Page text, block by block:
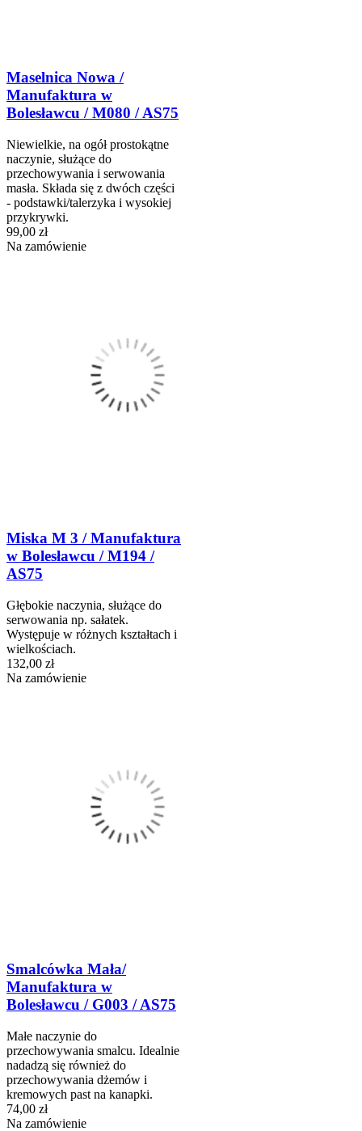
Maselnica Nowa /
Manufaktura w
Bolesławcu / M080 / AS75
Niewielkie, na ogół prostokątne
naczynie, służące do
przechowywania i serwowania
masła. Składa się z dwóch części
- podstawki/talerzyka i wysokiej
przykrywki.
99,00 zł
Na zamówienie
Miska M 3 / Manufaktura
w Bolesławcu / M194 /
AS75
Głębokie naczynia, służące do
serwowania np. sałatek.
Występuje w różnych kształtach i
wielkościach.
132,00 zł
Na zamówienie
Smalcówka Mała/
Manufaktura w
Bolesławcu / G003 / AS75
Małe naczynie do
przechowywania smalcu. Idealnie
nadadzą się również do
przechowywania dżemów i
kremowych past na kanapki.
74,00 zł
Na zamówienie